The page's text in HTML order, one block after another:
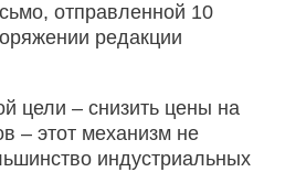
отправленной 10
редакции
цели – снизить цены на
– этот механизм не
индустриальных